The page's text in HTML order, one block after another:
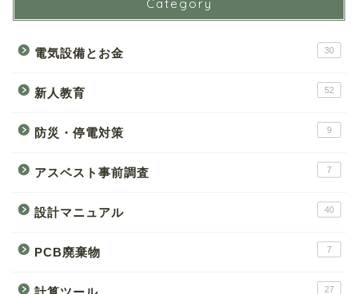
Category
電気設備とお金 30
新人教育 52
防災・停電対策 9
アスベスト事前調査 7
設計マニュアル 40
PCB廃棄物 7
27